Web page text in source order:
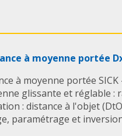
à moyenne portée
à moyenne portée SICK
glissante et réglable :
: distance à l'objet
paramétrage et